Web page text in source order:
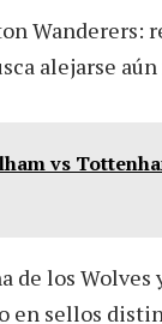
Wanderers:
alejarse
vs
de los Wolves
en sellos